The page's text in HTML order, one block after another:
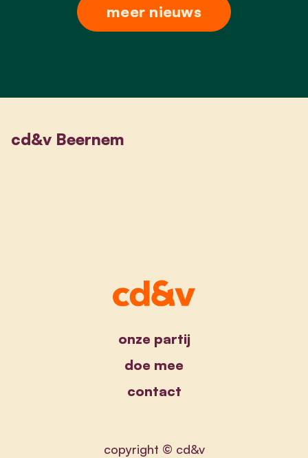
meer nieuws
cd&v Beernem
onze partij
doe mee
contact
copyright © cd&v